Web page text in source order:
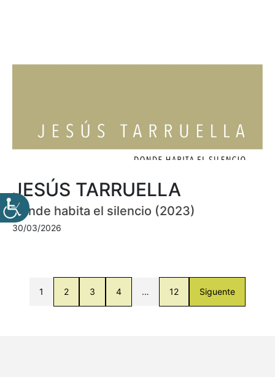
JESÚS TARRUELLA
Donde habita el silencio (2023)
30/03/2026
1 2 3 4 … 12 Siguente